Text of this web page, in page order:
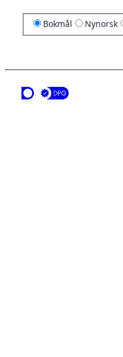
Bokmål Nynorsk